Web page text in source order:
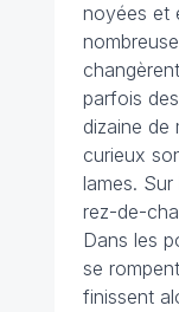
noyées et
parfois
dizaine de
curieux
lames.
rez-de-
Dans les
se
finissent